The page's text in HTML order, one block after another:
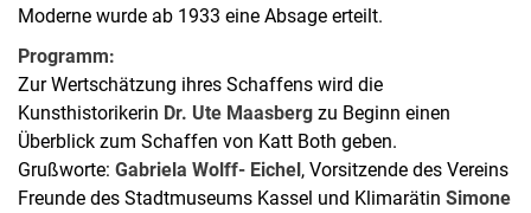
Moderne wurde ab 1933 eine Absage erteilt.
Programm:
Zur Wertschätzung ihres Schaffens wird die
Kunsthistorikerin Dr. Ute Maasberg zu Beginn einen
Überblick zum Schaffen von Katt Both geben.
Grußworte: Gabriela Wolff- Eichel, Vorsitzende des Vereins
Freunde des Stadtmuseums Kassel und Klimarätin Simone